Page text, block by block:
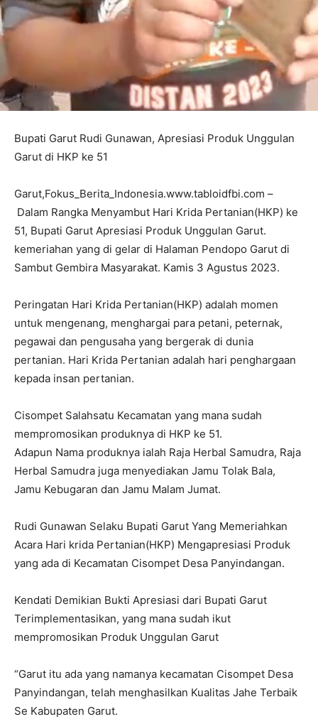
Bupati Garut Rudi Gunawan, Apresiasi Produk Unggulan
Garut di HKP ke 51
Garut,Fokus_Berita_Indonesia.www.tabloidfbi.com –
Dalam Rangka Menyambut Hari Krida Pertanian(HKP) ke
51, Bupati Garut Apresiasi Produk Unggulan Garut.
kemeriahan yang di gelar di Halaman Pendopo Garut di
Sambut Gembira Masyarakat. Kamis 3 Agustus 2023.
Peringatan Hari Krida Pertanian(HKP) adalah momen
untuk mengenang, menghargai para petani, peternak,
pegawai dan pengusaha yang bergerak di dunia
pertanian. Hari Krida Pertanian adalah hari penghargaan
kepada insan pertanian.
Cisompet Salahsatu Kecamatan yang mana sudah
mempromosikan produknya di HKP ke 51.
Adapun Nama produknya ialah Raja Herbal Samudra, Raja
Herbal Samudra juga menyediakan Jamu Tolak Bala,
Jamu Kebugaran dan Jamu Malam Jumat.
Rudi Gunawan Selaku Bupati Garut Yang Memeriahkan
Acara Hari krida Pertanian(HKP) Mengapresiasi Produk
yang ada di Kecamatan Cisompet Desa Panyindangan.
Kendati Demikian Bukti Apresiasi dari Bupati Garut
Terimplementasikan, yang mana sudah ikut
mempromosikan Produk Unggulan Garut
“Garut itu ada yang namanya kecamatan Cisompet Desa
Panyindangan, telah menghasilkan Kualitas Jahe Terbaik
Se Kabupaten Garut.